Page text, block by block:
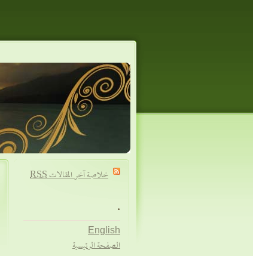
خلاصة آخر المقالاتRSS
.
English
الصفحة الرئيسية